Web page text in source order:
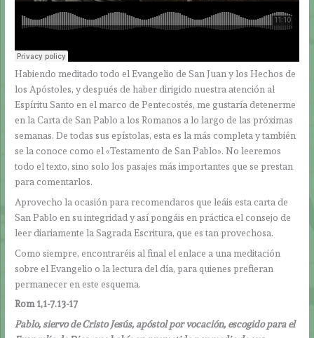
Habiendo meditado todo el Evangelio de San Juan y los Hechos de
los Apóstoles, y después de haber dirigido nuestra atención al
Espíritu Santo en el marco de Pentecostés, me gustaría detenerme
en la Carta de San Pablo a los Romanos a lo largo de las próximas
semanas. De todas sus epístolas, esta es la más completa y también
se la conoce como el «Testamento de San Pablo». No leeremos
todo el texto, sino solo los pasajes más importantes que se prestan
para comentarlos.
Aprovecho la ocasión para recomendaros que leáis esta carta de
San Pablo en su integridad y así pongáis en práctica el consejo de
leer diariamente la Sagrada Escritura, que es tan provechosa.
Como siempre, encontraréis al final el enlace a una meditación
sobre el Evangelio o la lectura del día, para quienes prefieran
permanecer en este esquema.
Rom 1,1-7.13-17
Pablo, siervo de Cristo Jesús, apóstol por vocación, escogido para el